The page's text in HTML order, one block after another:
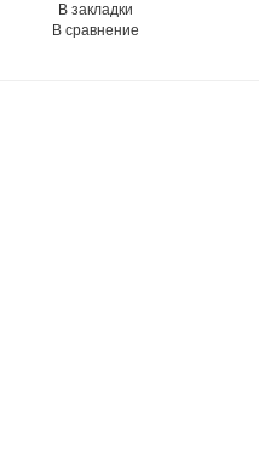
В закладки
В сравнение